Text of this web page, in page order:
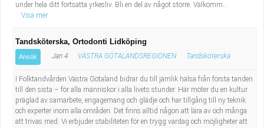
under hela ditt fortsatta yrkesliv. Bli en del av något större. Välkomm...
Visa mer
Tandsköterska, Ortodonti Lidköping
Ansök Jan 4 VÄSTRA GÖTALANDSREGIONEN Tandsköterska
I Folktandvården Västra Götaland bidrar du till jämlik hälsa från första tanden
till den sista – för alla människor i alla livets stunder. Här möter du en kultur
präglad av samarbete, engagemang och glädje och har tillgång till ny teknik
och experter inom alla områden. Det finns alltid någon att lära av och många
att trivas med. Vi erbjuder stabiliteten för en trygg vardag och möjligheter att